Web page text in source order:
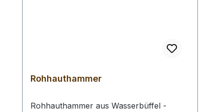
Rohhauthammer
Rohhauthammer aus Wasserbüffel -